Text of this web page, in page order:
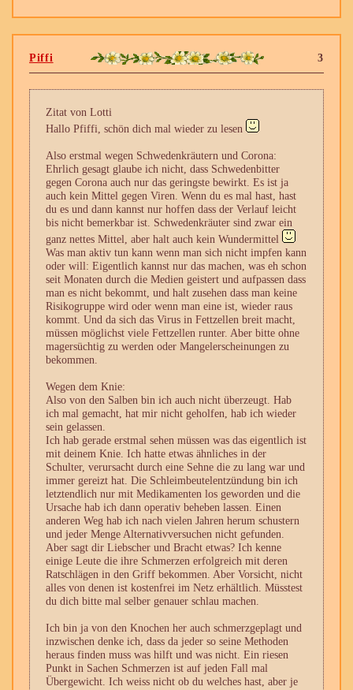
3
Piffi
Zitat von Lotti
Hallo Pfiffi, schön dich mal wieder zu lesen
Also erstmal wegen Schwedenkräutern und Corona:
Ehrlich gesagt glaube ich nicht, dass Schwedenbitter
gegen Corona auch nur das geringste bewirkt. Es ist ja
auch kein Mittel gegen Viren. Wenn du es mal hast, hast
du es und dann kannst nur hoffen dass der Verlauf leicht
bis nicht bemerkbar ist. Schwedenkräuter sind zwar ein
ganz nettes Mittel, aber halt auch kein Wundermittel
Was man aktiv tun kann wenn man sich nicht impfen kann
oder will: Eigentlich kannst nur das machen, was eh schon
seit Monaten durch die Medien geistert und aufpassen dass
man es nicht bekommt, und halt zusehen dass man keine
Risikogruppe wird oder wenn man eine ist, wieder raus
kommt. Und da sich das Virus in Fettzellen breit macht,
müssen möglichst viele Fettzellen runter. Aber bitte ohne
magersüchtig zu werden oder Mangelerscheinungen zu
bekommen.
Wegen dem Knie:
Also von den Salben bin ich auch nicht überzeugt. Hab
ich mal gemacht, hat mir nicht geholfen, hab ich wieder
sein gelassen.
Ich hab gerade erstmal sehen müssen was das eigentlich ist
mit deinem Knie. Ich hatte etwas ähnliches in der
Schulter, verursacht durch eine Sehne die zu lang war und
immer gereizt hat. Die Schleimbeutelentzündung bin ich
letztendlich nur mit Medikamenten los geworden und die
Ursache hab ich dann operativ beheben lassen. Einen
anderen Weg hab ich nach vielen Jahren herum schustern
und jeder Menge Alternativversuchen nicht gefunden.
Aber sagt dir Liebscher und Bracht etwas? Ich kenne
einige Leute die ihre Schmerzen erfolgreich mit deren
Ratschlägen in den Griff bekommen. Aber Vorsicht, nicht
alles von denen ist kostenfrei im Netz erhältlich. Müsstest
du dich bitte mal selber genauer schlau machen.
Ich bin ja von den Knochen her auch schmerzgeplagt und
inzwischen denke ich, dass da jeder so seine Methoden
heraus finden muss was hilft und was nicht. Ein riesen
Punkt in Sachen Schmerzen ist auf jeden Fall mal
Übergewicht. Ich weiss nicht ob du welches hast, aber je